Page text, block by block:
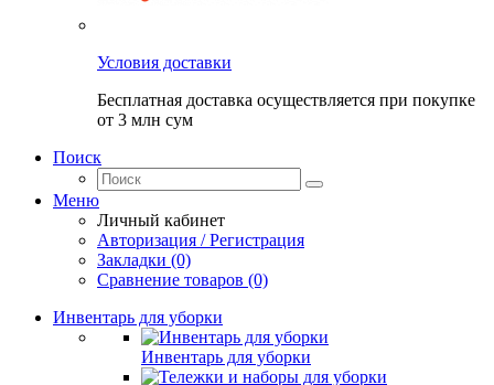
Условия доставки
Бесплатная доставка осуществляется при покупке
от 3 млн сум
Поиск
Меню
Личный кабинет
Авторизация / Регистрация
Закладки (0)
Сравнение товаров (0)
Инвентарь для уборки
Инвентарь для уборки